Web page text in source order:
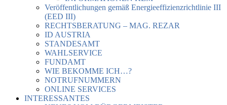
Veröffentlichungen gemäß Energieeffizienzrichtlinie III
(EED III)
RECHTSBERATUNG – MAG. REZAR
ID AUSTRIA
STANDESAMT
WAHLSERVICE
FUNDAMT
WIE BEKOMME ICH…?
NOTRUFNUMMERN
ONLINE SERVICES
INTERESSANTES